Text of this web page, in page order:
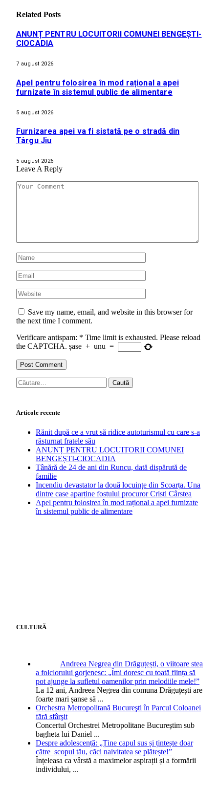
Related Posts
ANUNȚ PENTRU LOCUITORII COMUNEI BENGEȘTI-
CIOCADIA
7 august 2026
Apel pentru folosirea în mod rațional a apei
furnizate în sistemul public de alimentare
5 august 2026
Furnizarea apei va fi sistată pe o stradă din
Târgu Jiu
5 august 2026
Leave A Reply
Save my name, email, and website in this browser for
the next time I comment.
Verificare antispam: * Time limit is exhausted. Please reload
the CAPTCHA. șase + unu =
Caută
după:
Articole recente
Rănit după ce a vrut să ridice autoturismul cu care s-a
răsturnat fratele său
ANUNȚ PENTRU LOCUITORII COMUNEI
BENGEȘTI-CIOCADIA
Tânără de 24 de ani din Runcu, dată dispărută de
familie
Incendiu devastator la două locuințe din Scoarța. Una
dintre case aparține fostului procuror Cristi Cârstea
Apel pentru folosirea în mod rațional a apei furnizate
în sistemul public de alimentare
CULTURĂ
Andreea Negrea din Drăguțești, o viitoare stea
a folclorului gorjenesc: „Îmi doresc cu toată ființa să
pot ajunge la sufletul oamenilor prin melodiile mele!”
La 12 ani, Andreea Negrea din comuna Drăguțești are
foarte mari șanse să ...
Orchestra Metropolitană Bucureşti în Parcul Coloanei
fără sfârşit
Concertul Orchestrei Metropolitane Bucureştim sub
bagheta lui Daniel ...
Despre adolescență: „Ține capul sus și țintește doar
către scopul tău, căci naivitatea se plătește!”
Înțeleasa ca vârstă a maximelor aspirații și a formării
individului, ...